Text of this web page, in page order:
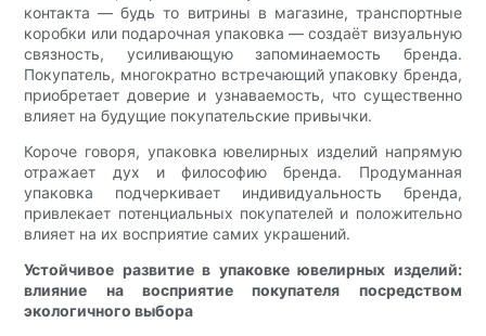
контакта — будь то витрины в магазине, транспортные
коробки или подарочная упаковка — создаёт визуальную
связность, усиливающую запоминаемость бренда.
Покупатель, многократно встречающий упаковку бренда,
приобретает доверие и узнаваемость, что существенно
влияет на будущие покупательские привычки.
Короче говоря, упаковка ювелирных изделий напрямую
отражает дух и философию бренда. Продуманная
упаковка подчеркивает индивидуальность бренда,
привлекает потенциальных покупателей и положительно
влияет на их восприятие самих украшений.
Устойчивое развитие в упаковке ювелирных изделий:
влияние на восприятие покупателя посредством
экологичного выбора